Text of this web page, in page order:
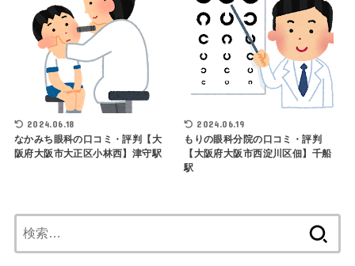
2024.06.18
なかみち眼科の口コミ・評判【大
阪府大阪市大正区小林西】津守駅
2024.06.19
もりの眼科分院の口コミ・評判
【大阪府大阪市西淀川区佃】千船
駅
索: